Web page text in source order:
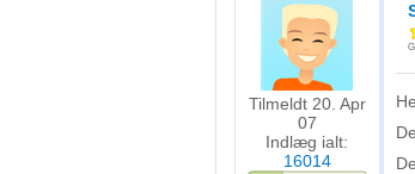
Tilmeldt 20. Apr
07
Indlæg ialt:
16014